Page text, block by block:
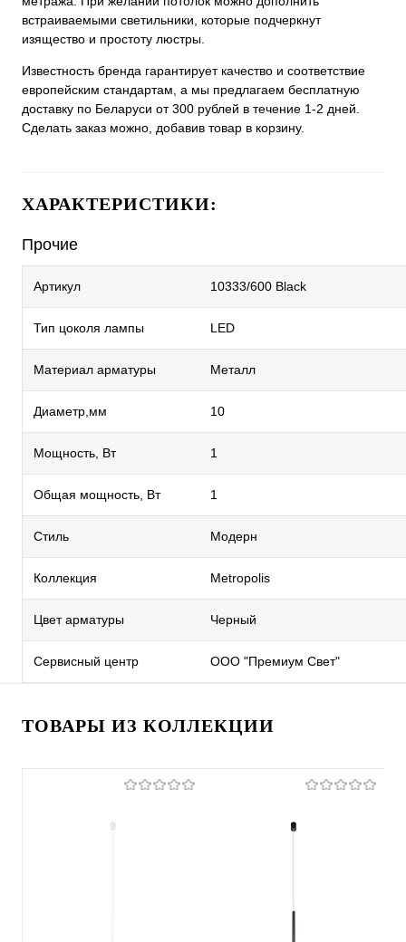
встраиваемыми светильники, которые подчеркнут
изящество и простоту люстры.
Известность бренда гарантирует качество и соответствие
европейским стандартам, а мы предлагаем бесплатную
доставку по Беларуси от 300 рублей в течение 1-2 дней.
Сделать заказ можно, добавив товар в корзину.
ХАРАКТЕРИСТИКИ:
Прочие
Артикул 10333/600 Black
Тип цоколя лампы LED
Материал арматуры Металл
Диаметр,мм 10
Мощность, Вт 1
Общая мощность, Вт 1
Стиль Модерн
Коллекция Metropolis
Цвет арматуры Черный
Сервисный центр ООО "Премиум Свет"
ТОВАРЫ ИЗ КОЛЛЕКЦИИ